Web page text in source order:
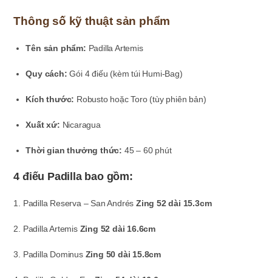
Thông số kỹ thuật sản phẩm
Tên sản phẩm: Padilla Artemis
Quy cách: Gói 4 điếu (kèm túi Humi-Bag)
Kích thước: Robusto hoặc Toro (tùy phiên bản)
Xuất xứ: Nicaragua
Thời gian thưởng thức: 45 – 60 phút
4 điếu Padilla bao gồm:
1. Padilla Reserva – San AndrésZing 52 dài 15.3cm
2. Padilla Artemis Zing 52 dài 16.6cm
3. Padilla Dominus Zing 50 dài 15.8cm